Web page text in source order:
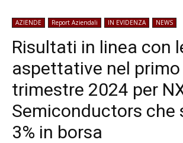
AZIENDE Report Aziendali IN EVIDENZA NEWS
Risultati in linea con
aspettative nel primo
trimestre 2024 per
Semiconductors che
3% in borsa